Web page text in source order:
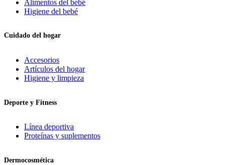
Alimentos del bebé
Higiene del bebé
Cuidado del hogar
Accesorios
Artículos del hogar
Higiene y limpieza
Deporte y Fitness
Línea deportiva
Proteínas y suplementos
Dermocosmética